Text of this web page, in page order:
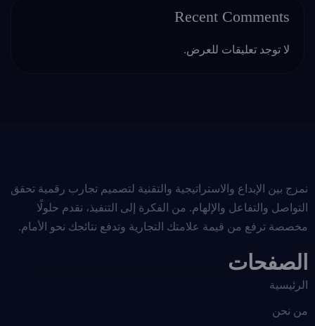
Recent Comments
لا توجد تعليقات للعرض.
نمزج بين الإبداع والاستراتيجية والتقنية لتصميم تجارب رقمية تحقق
التواصل والتفاعل والإلهام. من الفكرة إلى التنفيذ، نقدم حلولًا
مخصصة ترفع من قيمة علامتك التجارية وتدفع نتائجك نحو الأمام.
الصفحات
الرئيسية
من نحن